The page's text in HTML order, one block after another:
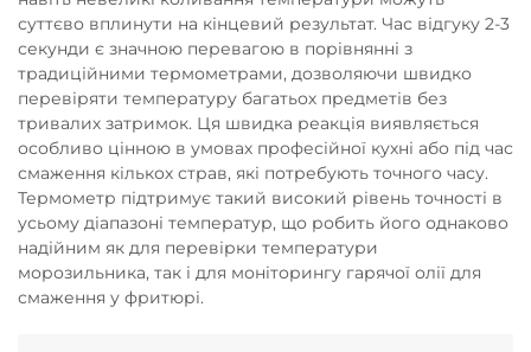
суттєво вплинути на кінцевий результат. Час відгуку 2-3
секунди є значною перевагою в порівнянні з
традиційними термометрами, дозволяючи швидко
перевіряти температуру багатьох предметів без
тривалих затримок. Ця швидка реакція виявляється
особливо цінною в умовах професійної кухні або під час
смаження кількох страв, які потребують точного часу.
Термометр підтримує такий високий рівень точності в
усьому діапазоні температур, що робить його однаково
надійним як для перевірки температури
морозильника, так і для моніторингу гарячої олії для
смаження у фритюрі.